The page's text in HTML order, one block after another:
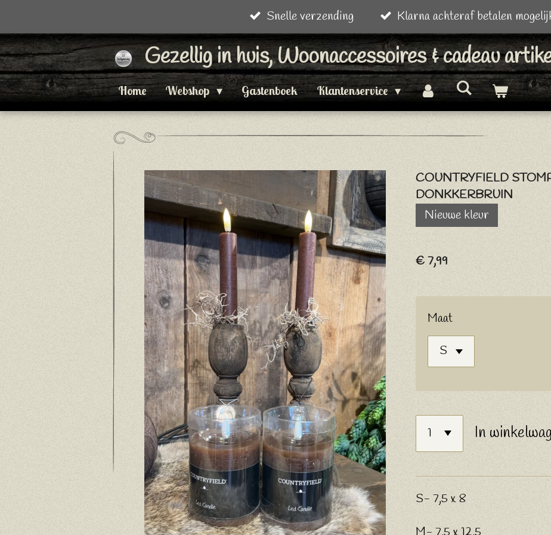
direct
naar
de
Snelle verzending Klarna achteraf betalen
Gezellig in huis, Woonaccessoires & cadeau
Home Webshop Gastenboek Klantenservice
COUNTRYFIELD
DONKKERBRUIN
Nieuwe kleur
€ 7,99
Maat
In
S- 7,5 x 8